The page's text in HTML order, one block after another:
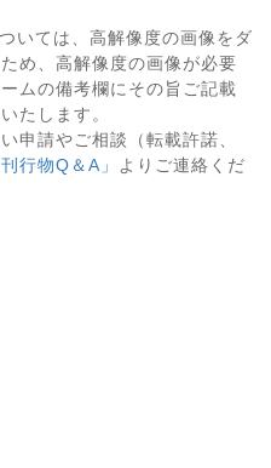
いては、高解像度の画像をダ
め、高解像度の画像が必要
ムの備考欄にその旨ご記載
たします。
申請やご相談（転載許諾、
行物Q＆A」
よりご連絡くだ